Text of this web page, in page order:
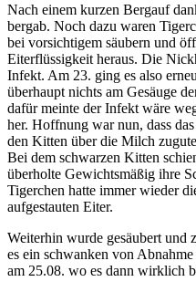
Nach einem kurzen Bergauf
bergab. Noch dazu waren
bei vorsichtigem säubern und
Eiterflüssigkeit heraus. Die
Infekt. Am 23. ging es also
überhaupt nichts am Gesäuge
dafür meinte der Infekt wäre
her. Hoffnung war nun, dass
den Kitten über die Milch
Bei dem schwarzen Kitten
überholte Gewichtsmäßig ihre
Tigerchen hatte immer wieder
aufgestauten Eiter.
Weiterhin wurde gesäubert und
es ein schwanken von
am 25.08. wo es dann wirklich